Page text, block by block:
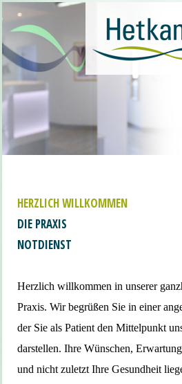
HERZLICH WILLKOMMEN
DIE PRAXIS
NOTDIENST
Herzlich willkommen in unserer
Praxis. Wir begrüßen Sie in einer
der Sie als Patient den Mittelpunkt
darstellen. Ihre Wünschen,
und nicht zuletzt Ihre Gesundheit